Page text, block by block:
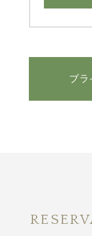
ブラ